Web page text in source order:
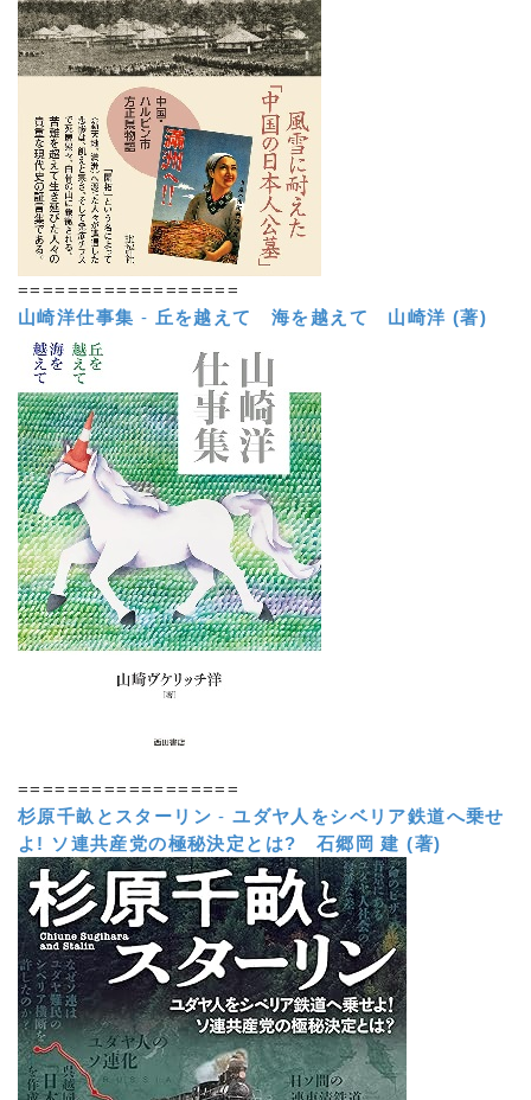
==================
山崎洋仕事集 - 丘を越えて 海を越えて 山崎洋 (著)
==================
杉原千畝とスターリン -ユダヤ人をシベリア鉄道へ乗せ
よ! ソ連共産党の極秘決定とは?
石郷岡 建 (著)